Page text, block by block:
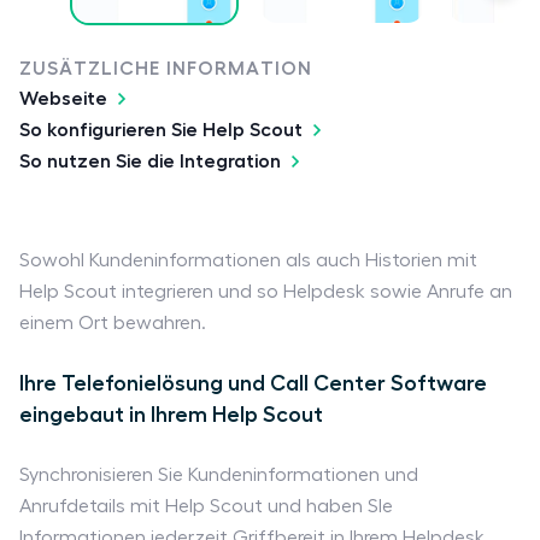
ZUSÄTZLICHE INFORMATION
Webseite
So konfigurieren Sie Help Scout
So nutzen Sie die Integration
Sowohl Kundeninformationen als auch Historien mit
Help Scout integrieren und so Helpdesk sowie Anrufe an
einem Ort bewahren.
Ihre Telefonielösung und Call Center Software
eingebaut in Ihrem Help Scout
Synchronisieren Sie Kundeninformationen und
Anrufdetails mit Help Scout und haben SIe